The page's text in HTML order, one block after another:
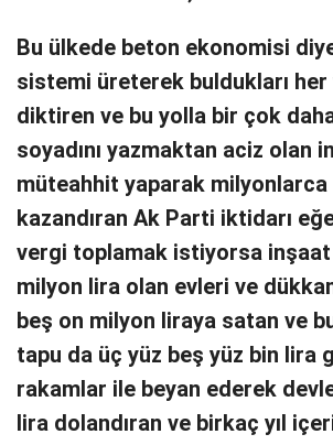
Bu ülkede beton ekonomisi
sistemi üreterek buldukları her
diktiren ve bu yolla bir çok daha
soyadını yazmaktan aciz olan
müteahhit yaparak milyonlarca
kazandıran Ak Parti iktidarı
vergi toplamak istiyorsa
milyon lira olan evleri ve
beş on milyon liraya satan ve
tapu da üç yüz beş yüz bin lira
rakamlar ile beyan ederek
lira dolandıran ve birkaç yıl